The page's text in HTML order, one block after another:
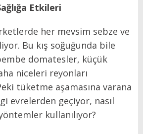
Etkileri
her mevsim sebze ve
Bu kış soğuğunda bile
domatesler, küçük
niceleri reyonları
tüketme aşamasına varana
evrelerden geçiyor, nasıl
kullanılıyor?